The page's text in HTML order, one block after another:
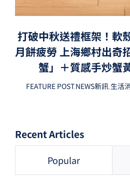
打破中秋送禮框架！軟
月餅疲勞 上海鄉村出奇
蟹」＋質感手炒蟹
FEATURE POST,NEWS新訊,生活
Recent Articles
Popular